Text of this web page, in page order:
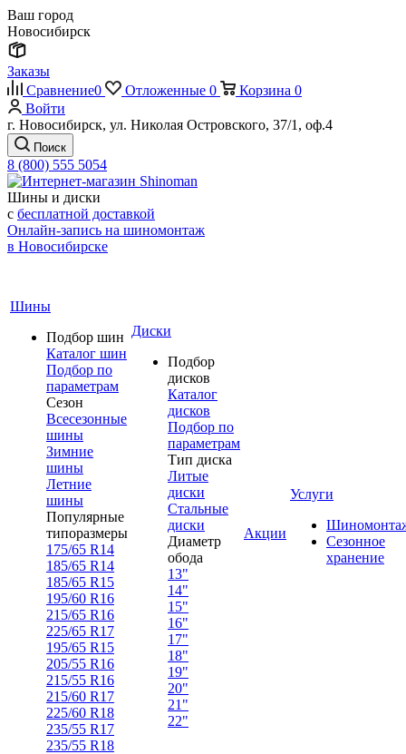
Ваш город
Новосибирск
Заказы
Сравнение0 Отложенные 0 Корзина 0
Войти
г. Новосибирск, ул. Николая Островского, 37/1, оф.4
Поиск
8 (800) 555 5054
Шины и диски
с бесплатной доставкой
Онлайн-запись на шиномонтаж
в Новосибирске
Шины
Подбор шин
Каталог шин
Подбор по
параметрам
Сезон
Всесезонные
шины
Зимние
шины
Летние
шины
Популярные
типоразмеры
175/65 R14
185/65 R14
185/65 R15
195/60 R16
215/65 R16
225/65 R17
195/65 R15
205/55 R16
215/55 R16
215/60 R17
225/60 R18
235/55 R17
235/55 R18
Диски
Подбор
дисков
Каталог
дисков
Подбор по
параметрам
Тип диска
Литые
диски
Стальные
диски
Диаметр
обода
13"
14"
15"
16"
17"
18"
19"
20"
21"
22"
Акции
Услуги
Сезонное
хранение